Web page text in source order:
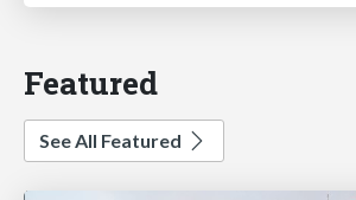
Featured
See All Featured